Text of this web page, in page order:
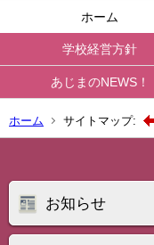
ホーム
学校経営方針
あじまのNEWS！
ホーム サイトマップ:
お知らせ